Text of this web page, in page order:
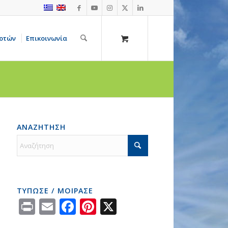
Επικοινωνία
ΑΝΑΖΗΤΗΣΗ
ΤΥΠΩΣΕ / ΜΟΙΡΑΣΕ
PrintEmailFacebook
Pinterest